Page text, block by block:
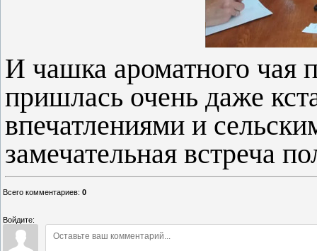
И чашка ароматного чая
пришлась очень даже
впечатлениями и
замечательная встреча
Всего комментариев: 0
Войдите: